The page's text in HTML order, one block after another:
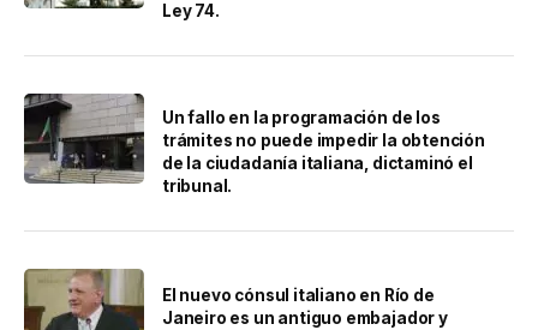
Ley 74.
Un fallo en la programación de los
trámites no puede impedir la obtención
de la ciudadanía italiana, dictaminó el
tribunal.
El nuevo cónsul italiano en Río de
Janeiro es un antiguo embajador y